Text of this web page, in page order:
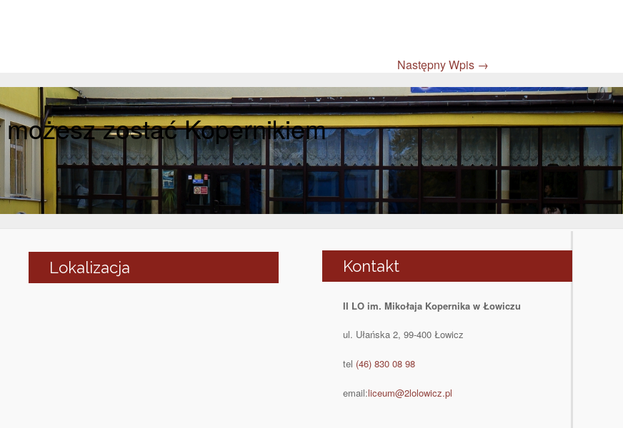
Następny Wpis →
możesz zostać Kopernikiem
Lokalizacja Kontakt
II LO im. Mikołaja Kopernika w Łowiczu
ul. Ułańska 2, 99-400 Łowicz
tel (46) 830 08 98
email:liceum@2lolowicz.pl